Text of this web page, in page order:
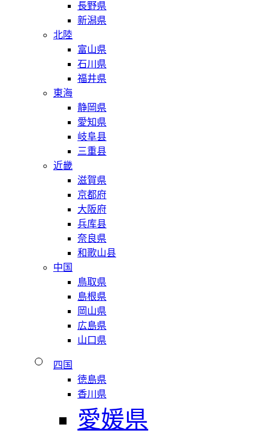
長野県
新潟県
北陸
富山県
石川県
福井県
東海
静岡県
愛知県
岐阜县
三重县
近畿
滋賀県
京都府
大阪府
兵库县
奈良県
和歌山县
中国
鳥取県
島根県
岡山県
広島県
山口県
四国
徳島県
香川県
愛媛県